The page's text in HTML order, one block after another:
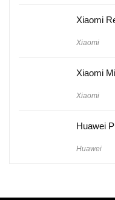
Xiaomi
Xiaomi
Xiaomi
Xiaomi
Huawei
Huawei